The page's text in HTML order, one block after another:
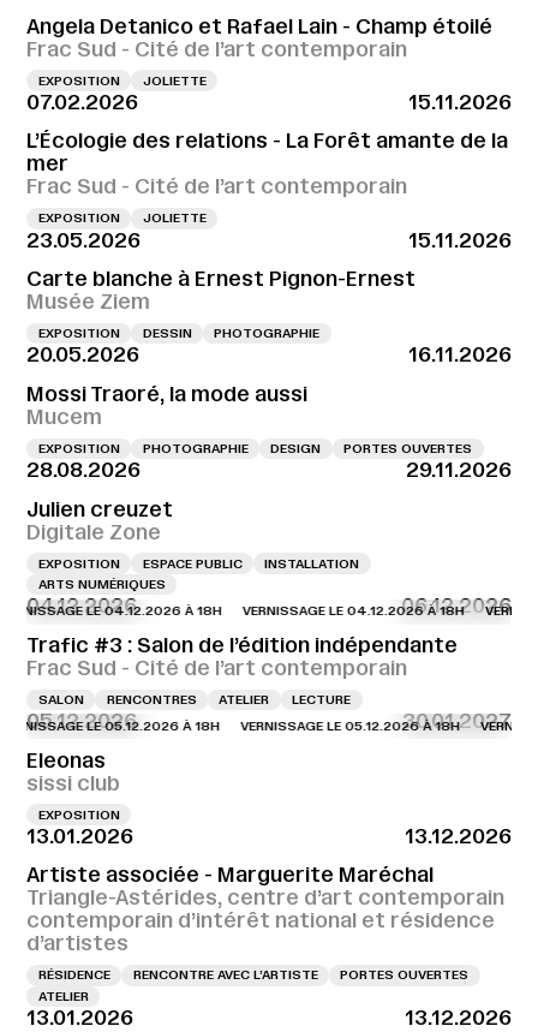
Angela Detanico et Rafael Lain - Champ étoilé
Frac Sud - Cité de l’art contemporain
EXPOSITION JOLIETTE
07.02.2026
15.11.2026
L’Écologie des relations - La Forêt amante de la
mer
Frac Sud - Cité de l’art contemporain
EXPOSITION JOLIETTE
23.05.2026
15.11.2026
Carte blanche à Ernest Pignon-Ernest
Musée Ziem
EXPOSITION DESSIN PHOTOGRAPHIE
20.05.2026
16.11.2026
Mossi Traoré, la mode aussi
Mucem
EXPOSITION PHOTOGRAPHIE DESIGN PORTES OUVERTES
28.08.2026
29.11.2026
Julien creuzet
Digitale Zone
EXPOSITION ESPACE PUBLIC
INSTALLATION
ARTS NUMÉRIQUES
04.12.2026 06.12.2026
LE 04.12.2026 À 18H VERNISSAGE LE 04.12.2026 À 18H
Trafic #3 : Salon de l’édition indépendante
Frac Sud - Cité de l’art contemporain
SALON RENCONTRES ATELIER LECTURE
05.12.2026 30.01.2027
LE 05.12.2026 À 18H VERNISSAGE LE 05.12.2026 À 18H
Eleonas
sissi club
EXPOSITION
13.01.2026
13.12.2026
Artiste associée - Marguerite Maréchal
Triangle-Astérides, centre d’art contemporain
contemporain d’intérêt national et résidence
d’artistes
RÉSIDENCE RENCONTRE AVEC L’ARTISTE
PORTES OUVERTES
ATELIER
13.01.2026
13.12.2026